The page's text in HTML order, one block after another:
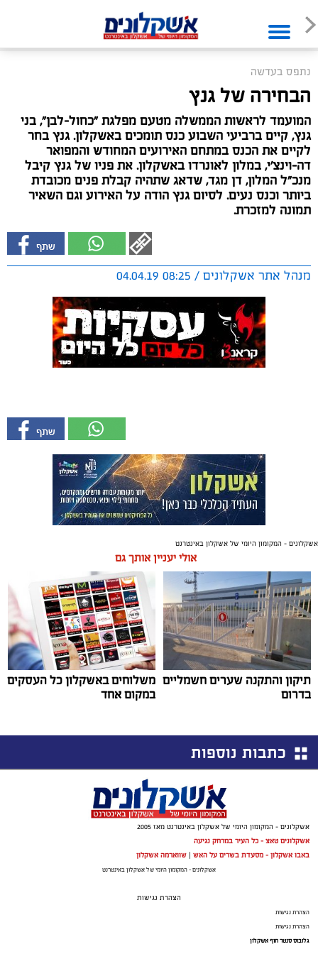
נתפס בעדשה
הבחירה של גנץ
המועמד לראשות הממשלה מטעם מפלגת "כחול-לבן", בני
גנץ, קיים ברביעי השבוע כנס תומכים באשקלון. גנץ בחר
לקיים את הכנס במתחם האירועים המחודש והמפואר
דה-וינצ'י, במלון לאונרדו באשקלון. את פניו של גנץ קיבל
מנכ"ל המלון, דן מגד, שדאג שתהיה קבלת פנים מכובדת
ביותר וכנס נעים. לסיום גנץ הודה על האירוע וגם השאיר
תמונה למזכרת.
מנהל אתר אשקלונים / 08:25 04.04.19
אשקלונים - המקומון היומי של אשקלון באינטרנט
אולי יעניין אותך גם
תיקון והתקנה שערים חשמליים
בדרום
משלוחים באשקלון כל העסקים
במקום אחד
כתבות נוספות
אשקלונים - המקומון היומי של אשקלון באינטרנט מאז 2005
אשקלונים טאצ - כל העיר במרחק נגיעה
באבו אשקלון - מסעדת בשרים על האש | שווארמה אשקלון
אשקלונים - המקומון היומי של אשקלון באינטרנט
הצהרת נגישות
הצהרת נגישות
הצהרת נגישות
גלובוס סנטר חוף אשקלון